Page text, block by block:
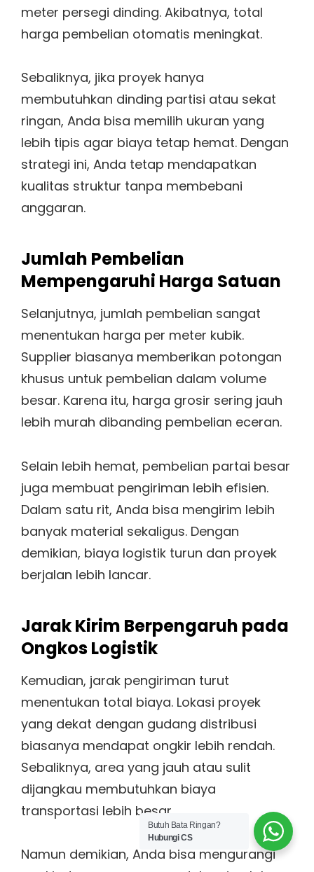
meter persegi dinding. Akibatnya, total
harga pembelian otomatis meningkat.
Sebaliknya, jika proyek hanya
membutuhkan dinding partisi atau sekat
ringan, Anda bisa memilih ukuran yang
lebih tipis agar biaya tetap hemat. Dengan
strategi ini, Anda tetap mendapatkan
kualitas struktur tanpa membebani
anggaran.
Jumlah Pembelian
Mempengaruhi Harga Satuan
Selanjutnya, jumlah pembelian sangat
menentukan harga per meter kubik.
Supplier biasanya memberikan potongan
khusus untuk pembelian dalam volume
besar. Karena itu, harga grosir sering jauh
lebih murah dibanding pembelian eceran.
Selain lebih hemat, pembelian partai besar
juga membuat pengiriman lebih efisien.
Dalam satu rit, Anda bisa mengirim lebih
banyak material sekaligus. Dengan
demikian, biaya logistik turun dan proyek
berjalan lebih lancar.
Jarak Kirim Berpengaruh pada
Ongkos Logistik
Kemudian, jarak pengiriman turut
menentukan total biaya. Lokasi proyek
yang dekat dengan gudang distribusi
biasanya mendapat ongkir lebih rendah.
Sebaliknya, area yang jauh atau sulit
dijangkau membutuhkan biaya
transportasi lebih besar.
Namun demikian, Anda bisa mengurangi
Butuh Bata Ringan?
Hubungi CS